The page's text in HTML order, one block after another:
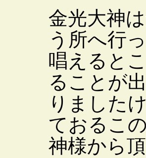
金光大神
う所へ行
唱えると
ることが
りました
ておるこ
神様から